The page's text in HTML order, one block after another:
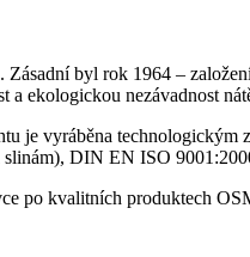
byl rok 1964 –
a ekologickou nezávadnost
je vyráběna
DIN EN ISO
po kvalitních produktech